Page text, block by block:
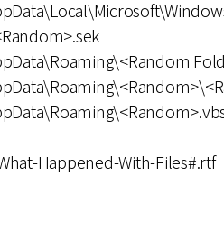
Happened-With-Files#.rtf